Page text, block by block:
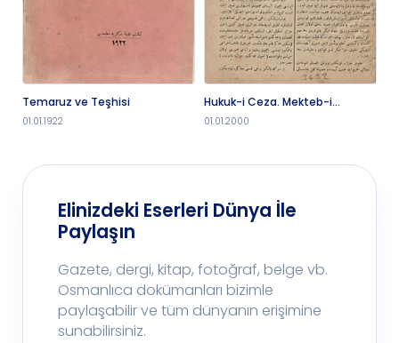
Temaruz ve Teşhisi
01.01.1922
Hukuk-i Ceza. Mekteb-i
Hukukta Takrir Olunan
Derslerden Tertibedilmiştir
01.01.2000
Elinizdeki Eserleri Dünya İle
Paylaşın
Gazete, dergi, kitap, fotoğraf, belge vb.
Osmanlıca dokümanları bizimle
paylaşabilir ve tüm dünyanın erişimine
sunabilirsiniz.